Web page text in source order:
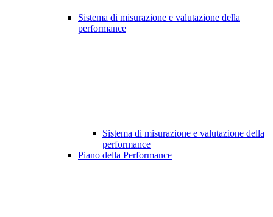
Sistema di misurazione e valutazione della
performance
Sistema di misurazione e valutazione della
performance
Piano della Performance